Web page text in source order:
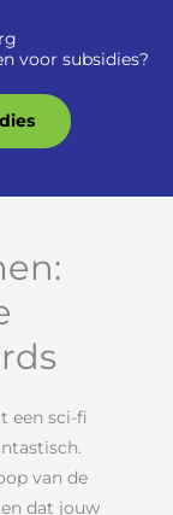
voor subsidies?
een sci-fi
van de
dat jouw